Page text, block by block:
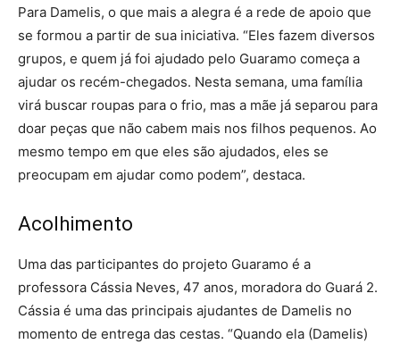
Para Damelis, o que mais a alegra é a rede de apoio que
se formou a partir de sua iniciativa. “Eles fazem diversos
grupos, e quem já foi ajudado pelo Guaramo começa a
ajudar os recém-chegados. Nesta semana, uma família
virá buscar roupas para o frio, mas a mãe já separou para
doar peças que não cabem mais nos filhos pequenos. Ao
mesmo tempo em que eles são ajudados, eles se
preocupam em ajudar como podem”, destaca.
Acolhimento
Uma das participantes do projeto Guaramo é a
professora Cássia Neves, 47 anos, moradora do Guará 2.
Cássia é uma das principais ajudantes de Damelis no
momento de entrega das cestas. “Quando ela (Damelis)